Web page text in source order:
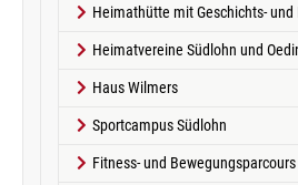
Heimathütte mit Geschichts-
Heimatvereine Südlohn und
Haus Wilmers
Sportcampus Südlohn
Fitness- und Bewegungsparcours